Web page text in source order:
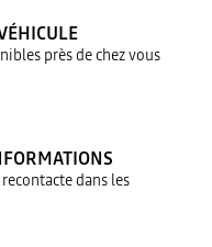
près de chez vous
dans les